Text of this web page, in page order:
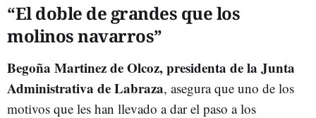
“El doble de grandes que los
molinos navarros”
Begoña Martinez de Olcoz, presidenta de la Junta
Administrativa de Labraza, asegura que uno de los
motivos que les han llevado a dar el paso a los